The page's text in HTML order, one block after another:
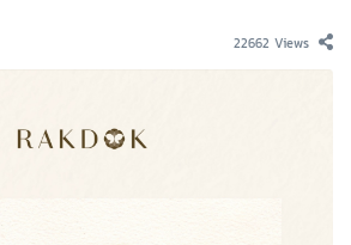
22662 Views